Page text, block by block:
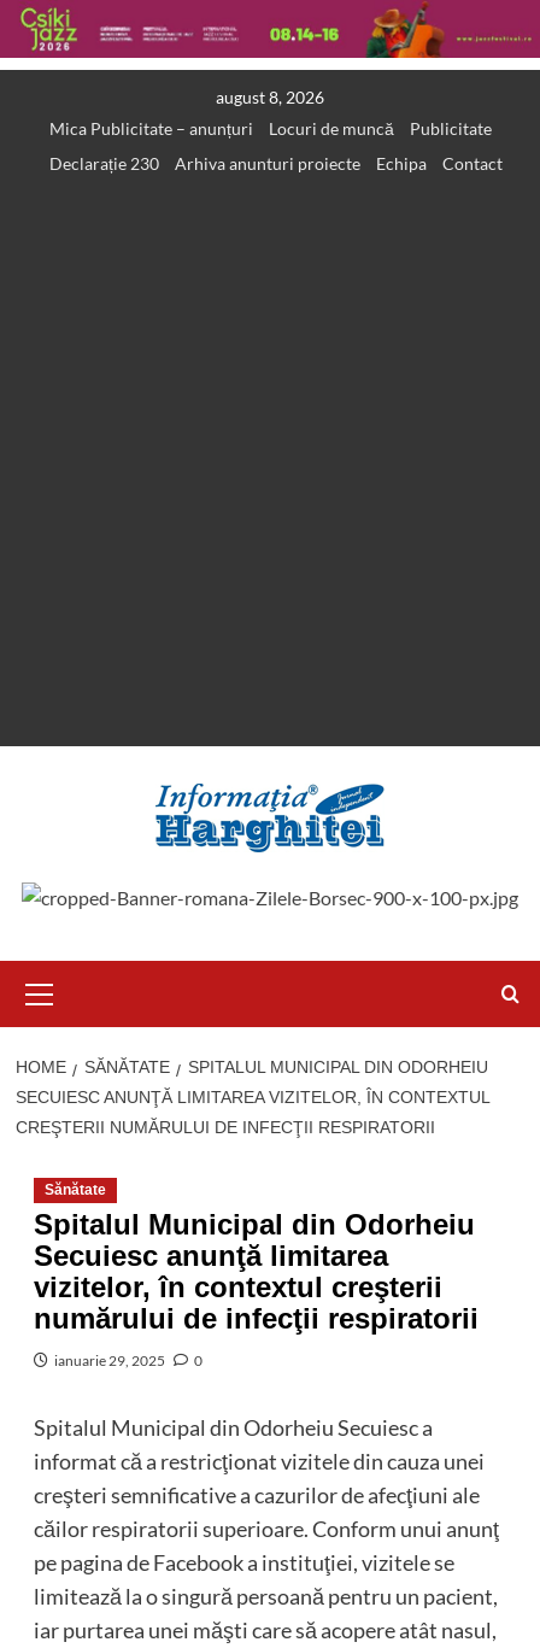
august 8, 2026
Mica Publicitate – anunțuri
Locuri de muncă
Publicitate
Declarație 230
Arhiva anunturi proiecte Echipa Contact
Menu
HOME SĂNĂTATE
SPITALUL MUNICIPAL DIN ODORHEIU
SECUIESC ANUNŢĂ LIMITAREA VIZITELOR, ÎN CONTEXTUL
CREŞTERII NUMĂRULUI DE INFECŢII RESPIRATORII
Sănătate
Spitalul Municipal din Odorheiu
Secuiesc anunţă limitarea
vizitelor, în contextul creşterii
numărului de infecţii respiratorii
ianuarie 29, 2025 0
Spitalul Municipal din Odorheiu Secuiesc a
informat că a restricţionat vizitele din cauza unei
creşteri semnificative a cazurilor de afecţiuni ale
căilor respiratorii superioare. Conform unui anunţ
pe pagina de Facebook a instituţiei, vizitele se
limitează la o singură persoană pentru un pacient,
iar purtarea unei măşti care să acopere atât nasul,